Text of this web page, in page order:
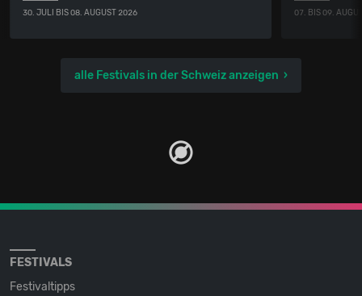
30. JULI BIS 08. AUGUST 2026 07. BIS 09.
alle Festivals in der Schweiz anzeigen
FESTIVALS
Festivaltipps